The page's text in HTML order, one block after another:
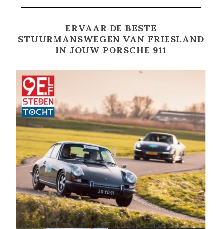
ERVAAR DE BESTE
STUURMANSWEGEN VAN FRIESLAND
IN JOUW PORSCHE 911